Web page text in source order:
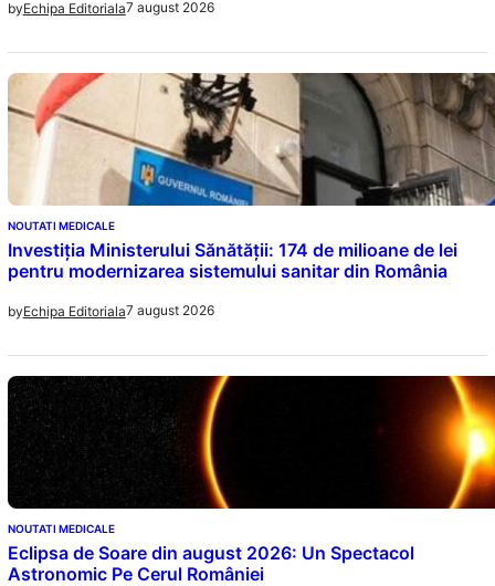
byEchipa Editoriala7 august 2026
NOUTATI MEDICALE
Investiția Ministerului Sănătății: 174 de milioane de lei
pentru modernizarea sistemului sanitar din România
byEchipa Editoriala7 august 2026
NOUTATI MEDICALE
Eclipsa de Soare din august 2026: Un Spectacol
Astronomic Pe Cerul României